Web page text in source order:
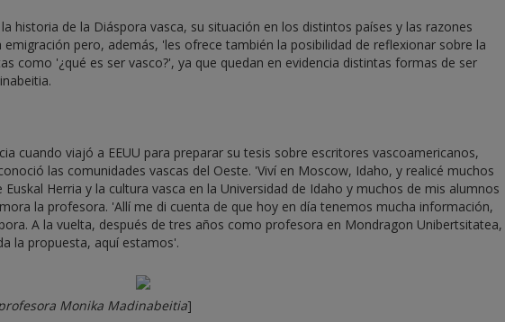
historia de la Diáspora vasca, su situación en los distintos países y las razones
pero, además, 'les ofrece también la posibilidad de reflexionar sobre la
como '¿qué es ser vasco?', ya que quedan en evidencia distintas formas de ser
cuando viajó a EEUU para preparar su tesis sobre escritores vascoamericanos,
las comunidades vascas del Oeste. 'Viví en Moscow, Idaho, y realicé muchos
Herria y la cultura vasca en la Universidad de Idaho y muchos de mis alumnos
la profesora. 'Allí me di cuenta de que hoy en día tenemos mucha información,
A la vuelta, después de tres años como profesora en Mondragon Unibertsitatea,
la propuesta, aquí estamos'.
Monika Madinabeitia]